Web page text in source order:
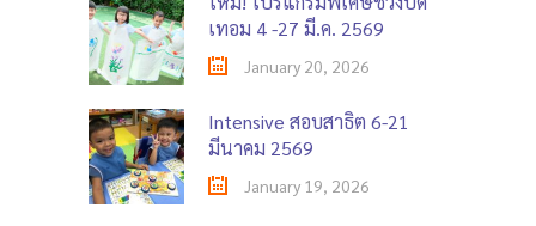
เทอม 4 -27 มี.ค. 2569
January 20, 2026
Intensive สอบสาธิต 6-21
มีนาคม 2569
January 19, 2026